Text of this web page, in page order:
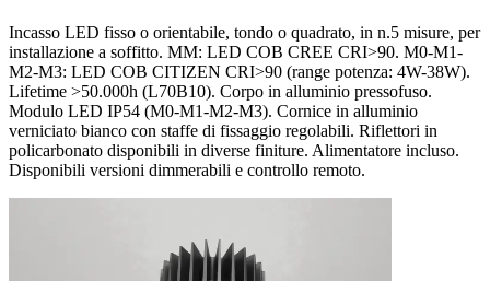
Incasso LED fisso o orientabile, tondo o quadrato, in n.5 misure, per
installazione a soffitto. MM: LED COB CREE CRI>90. M0-M1-
M2-M3: LED COB CITIZEN CRI>90 (range potenza: 4W-38W).
Lifetime >50.000h (L70B10). Corpo in alluminio pressofuso.
Modulo LED IP54 (M0-M1-M2-M3). Cornice in alluminio
verniciato bianco con staffe di fissaggio regolabili. Riflettori in
policarbonato disponibili in diverse finiture. Alimentatore incluso.
Disponibili versioni dimmerabili e controllo remoto.